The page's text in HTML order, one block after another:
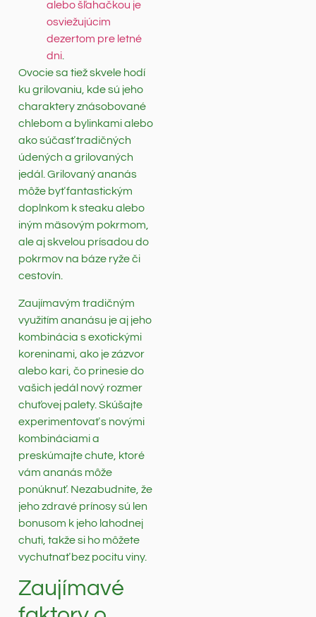
alebo šľahačkou je
osviežujúcim
dezertom pre letné
dni.
Ovocie sa tiež skvele hodí
ku grilovaniu, kde sú jeho
charaktery znásobované
chlebom a bylinkami alebo
ako súčasť tradičných
údených a grilovaných
jedál. Grilovaný ananás
môže byť fantastickým
doplnkom k steaku alebo
iným mäsovým pokrmom,
ale aj skvelou prísadou do
pokrmov na báze ryže či
cestovín.
Zaujímavým tradičným
využitím ananásu je aj jeho
kombinácia s exotickými
koreninami, ako je zázvor
alebo kari, čo prinesie do
vašich jedál nový rozmer
chuťovej palety. Skúšajte
experimentovať s novými
kombináciami a
preskúmajte chute, ktoré
vám ananás môže
ponúknuť. Nezabudnite, že
jeho zdravé prínosy sú len
bonusom k jeho lahodnej
chuti, takže si ho môžete
vychutnať bez pocitu viny.
Zaujímavé